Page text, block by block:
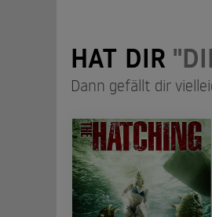
HAT DIR
Dann gefällt dir